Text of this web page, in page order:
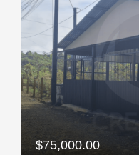
$75,000.00